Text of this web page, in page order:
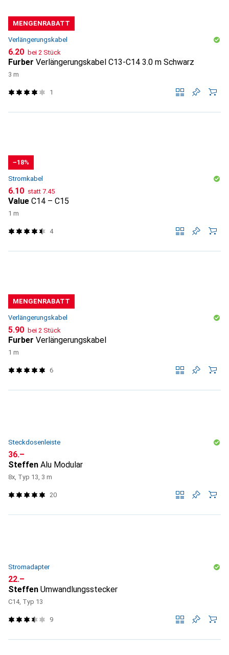
MENGENRABATT
Verlängerungskabel
CHF
6.20 bei 2 Stück
Furber Verlängerungskabel C13-C14 3.0 m Schwarz
3 m
1
−18%
Stromkabel
CHF
6.10 statt CHF
7.45
Value C14 – C15
1 m
4
MENGENRABATT
Verlängerungskabel
CHF
5.90 bei 2 Stück
Furber Verlängerungskabel
1 m
6
Steckdosenleiste
CHF
36.–
Steffen Alu Modular
8x, Typ 13, 3 m
20
Stromadapter
CHF
22.–
Steffen Umwandlungsstecker
C14, Typ 13
9